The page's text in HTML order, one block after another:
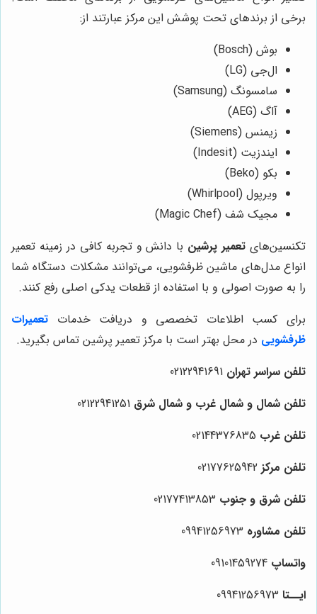
برخی از برندهای تحت پوشش این مرکز عبارتند از:
بوش (Bosch)
ال‌جی (LG)
سامسونگ (Samsung)
آاگ (AEG)
زیمنس (Siemens)
ایندزیت (Indesit)
بکو (Beko)
ویرپول (Whirlpool)
مجیک شف (Magic Chef)
تکنسین‌های تعمیر پرشین با دانش و تجربه کافی در زمینه تعمیر
انواع مدل‌های ماشین ظرفشویی، می‌توانند مشکلات دستگاه شما
را به صورت اصولی و با استفاده از قطعات یدکی اصلی رفع کنند.
برای کسب اطلاعات تخصصی و دریافت خدمات تعمیرات
ظرفشویی در محل بهتر است با مرکز تعمیر پرشین تماس بگیرید.
تلفن سراسر تهران
تلفن شمال و شمال غرب و شمال شرق
تلفن غرب
تلفن مرکز
تلفن شرق و جنوب
تلفن مشاوره
واتساپ
ایــتا